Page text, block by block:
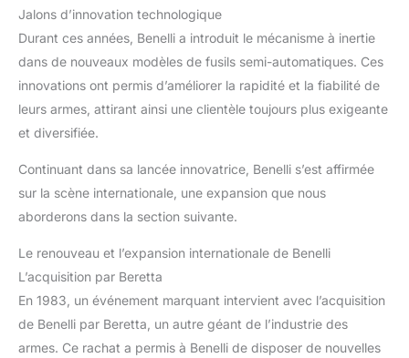
Jalons d’innovation technologique
Durant ces années, Benelli a introduit le mécanisme à inertie
dans de nouveaux modèles de fusils semi-automatiques. Ces
innovations ont permis d’améliorer la rapidité et la fiabilité de
leurs armes, attirant ainsi une clientèle toujours plus exigeante
et diversifiée.
Continuant dans sa lancée innovatrice, Benelli s’est affirmée
sur la scène internationale, une expansion que nous
aborderons dans la section suivante.
Le renouveau et l’expansion internationale de Benelli
L’acquisition par Beretta
En 1983, un événement marquant intervient avec l’acquisition
de Benelli par Beretta, un autre géant de l’industrie des
armes. Ce rachat a permis à Benelli de disposer de nouvelles